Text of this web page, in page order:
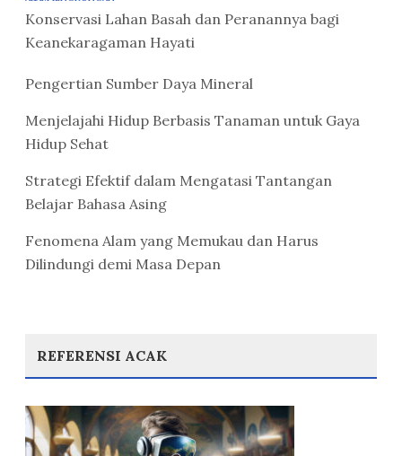
Konservasi Lahan Basah dan Peranannya bagi
Keanekaragaman Hayati
Pengertian Sumber Daya Mineral
Menjelajahi Hidup Berbasis Tanaman untuk Gaya
Hidup Sehat
Strategi Efektif dalam Mengatasi Tantangan
Belajar Bahasa Asing
Fenomena Alam yang Memukau dan Harus
Dilindungi demi Masa Depan
REFERENSI ACAK